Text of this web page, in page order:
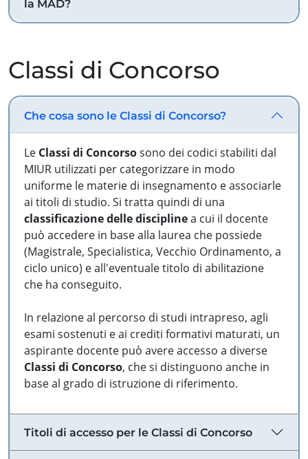
la MAD?
Classi di Concorso
Che cosa sono le Classi di Concorso?
Le Classi di Concorsosono dei codici stabiliti dal
MIUR utilizzati per categorizzare in modo
uniforme le materie di insegnamento e associarle
ai titoli di studio. Si tratta quindi di una
classificazione delle disciplinea cui il docente
può accedere in base alla laurea che possiede
(Magistrale, Specialistica, Vecchio Ordinamento, a
ciclo unico) e all'eventuale titolo di abilitazione
che ha conseguito.
In relazione al percorso di studi intrapreso, agli
esami sostenuti e ai crediti formativi maturati, un
aspirante docente può avere accesso a diverse
Classi di Concorso, che si distinguono anche in
base al grado di istruzione di riferimento.
Titoli di accesso per le Classi di Concorso